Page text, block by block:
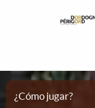
Plano
¿Cómo jugar?